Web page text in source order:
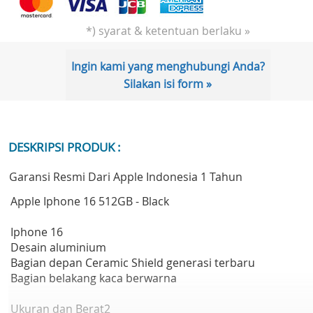
*) syarat & ketentuan berlaku »
Ingin kami yang menghubungi Anda?
Silakan isi form »
DESKRIPSI PRODUK :
Garansi Resmi Dari Apple Indonesia 1 Tahun
Apple Iphone 16 512GB - Black
Iphone 16
Desain aluminium
Bagian depan Ceramic Shield generasi terbaru
Bagian belakang kaca berwarna
Ukuran dan Berat2